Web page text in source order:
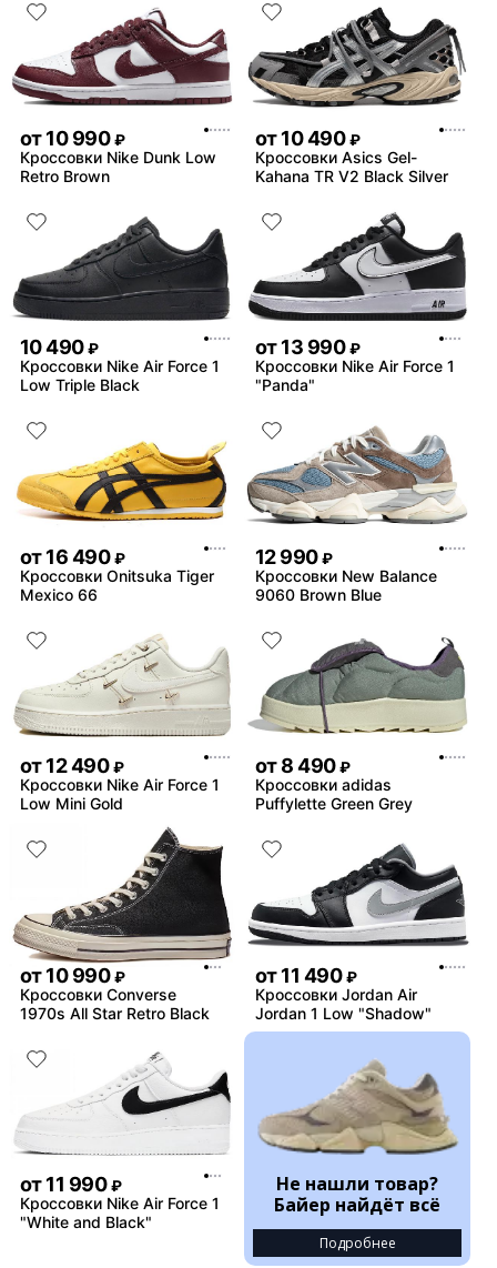
от10 990 ₽
Кроссовки Nike Dunk Low
Retro Brown
от10 490 ₽
Кроссовки Asics Gel-
Kahana TR V2 Black Silver
10 490 ₽
Кроссовки Nike Air Force 1
Low Triple Black
от13 990 ₽
Кроссовки Nike Air Force 1
"Panda"
от16 490 ₽
Кроссовки Onitsuka Tiger
Mexico 66
12 990 ₽
Кроссовки New Balance
9060 Brown Blue
от12 490 ₽
Кроссовки Nike Air Force 1
Low Mini Gold
от8 490 ₽
Кроссовки adidas
Puffylette Green Grey
от10 990 ₽
Кроссовки Converse
1970s All Star Retro Black
от11 490 ₽
Кроссовки Jordan Air
Jordan 1 Low "Shadow"
от11 990 ₽
Кроссовки Nike Air Force 1
"White and Black"
Не нашли товар?
Байер найдёт всё
Подробнее